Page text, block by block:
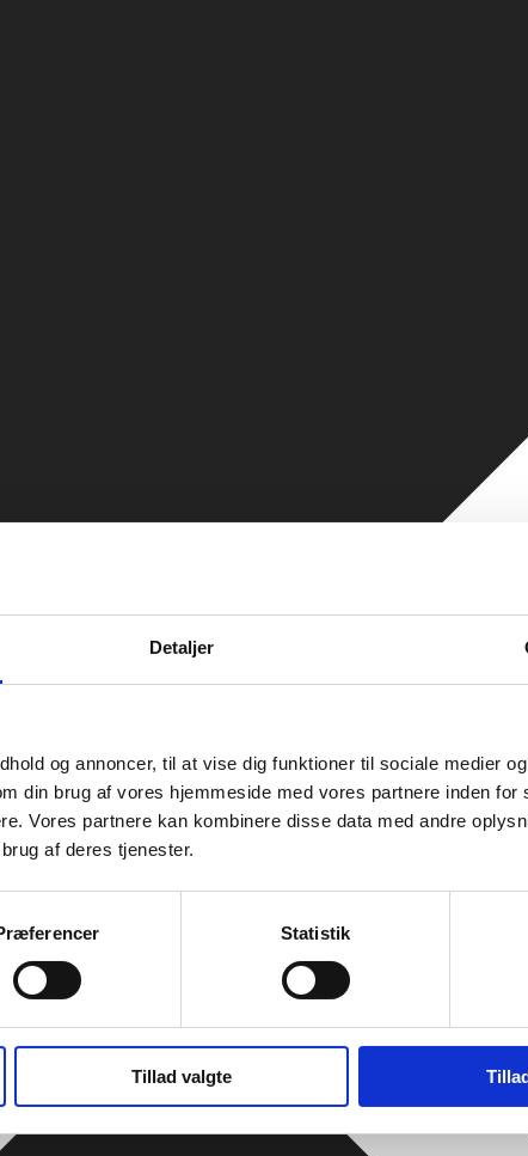
Detaljer
og annoncer, til at vise dig funktioner til sociale medier
din brug af vores hjemmeside med vores partnere inden for
Vores partnere kan kombinere disse data med andre
af deres tjenester.
Statistik
Tillad valgte